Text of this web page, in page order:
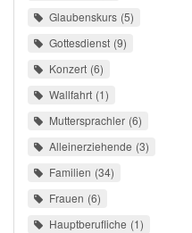
Glaubenskurs 5
Gottesdienst 9
Konzert 6
Wallfahrt 1
Muttersprachler 6
Alleinerziehende 3
Familien 34
Frauen 6
Hauptberufliche 1